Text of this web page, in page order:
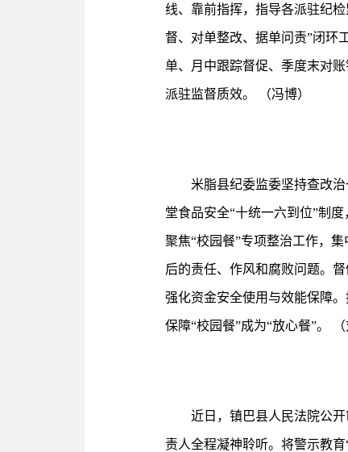
线、靠前指挥，指导各派驻纪
督、对单整改、据单问责”闭环
单、月中跟踪督促、季度末对
派驻监督质效。 （冯博）
米脂县纪委监委坚持查改
堂食品安全“十统一六到位”制
聚焦“校园餐”专项整治工作，
后的责任、作风和腐败问题。
强化资金安全使用与效能保障
保障“校园餐”成为“放心餐”。 （
近日，镇巴县人民法院公
责人全程凝神聆听。将警示教